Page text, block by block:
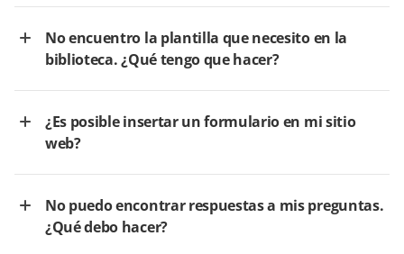
No encuentro la plantilla que necesito en la
biblioteca. ¿Qué tengo que hacer?
¿Es posible insertar un formulario en mi sitio
web?
No puedo encontrar respuestas a mis preguntas.
¿Qué debo hacer?